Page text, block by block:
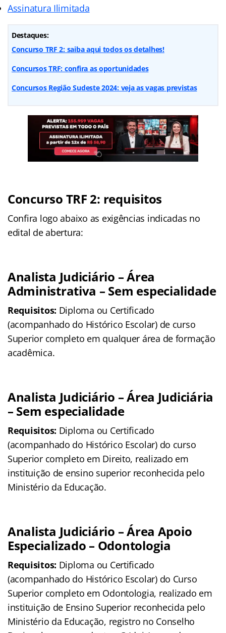
Assinatura Ilimitada
Destaques:
Concurso TRF 2: saiba aqui todos os detalhes!
Concursos TRF: confira as oportunidades
Concursos Região Sudeste 2024: veja as vagas previstas
Concurso TRF 2: requisitos
Confira logo abaixo as exigências indicadas no
edital de abertura:
Analista Judiciário – Área
Administrativa – Sem especialidade
Requisitos: Diploma ou Certificado
(acompanhado do Histórico Escolar) de curso
Superior completo em qualquer área de formação
acadêmica.
Analista Judiciário – Área Judiciária
– Sem especialidade
Requisitos: Diploma ou Certificado
(acompanhado do Histórico Escolar) do curso
Superior completo em Direito, realizado em
instituição de ensino superior reconhecida pelo
Ministério da Educação.
Analista Judiciário – Área Apoio
Especializado – Odontologia
Requisitos: Diploma ou Certificado
(acompanhado do Histórico Escolar) do Curso
Superior completo em Odontologia, realizado em
instituição de Ensino Superior reconhecida pelo
Ministério da Educação, registro no Conselho